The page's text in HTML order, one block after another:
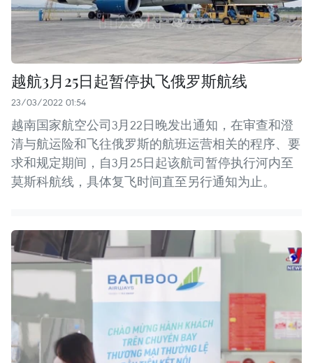
越航3月25日起暂停执飞俄罗斯航线
23/03/2022 01:54
越南国家航空公司3月22日晚发出通知，在审查和澄
清与航运险和飞往俄罗斯的航班运营相关的程序、要
求和规定期间，自3月25日起该航司暂停执行河内至
莫斯科航线，具体复飞时间直至另行通知为止。